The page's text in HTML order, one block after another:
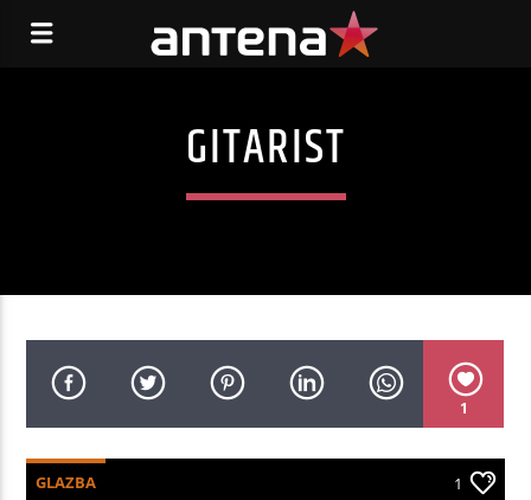
GITARIST
1
GLAZBA 1